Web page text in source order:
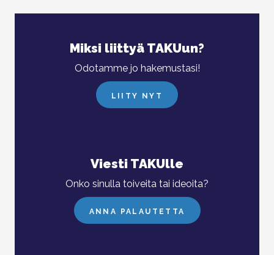
Miksi liittyä TAKUun?
Odotamme jo hakemustasi!
LIITY NYT
Viesti TAKUlle
Onko sinulla toiveita tai ideoita?
ANNA PALAUTETTA